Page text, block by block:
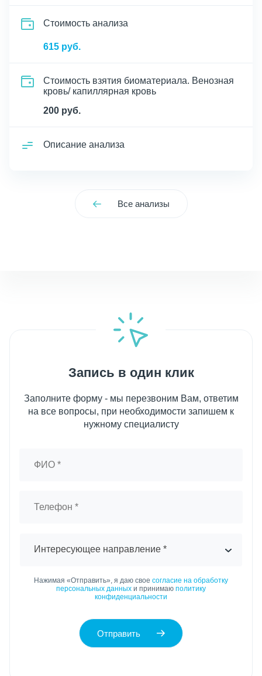
Cтоимость анализа
615 руб.
Стоимость взятия биоматериала. Венозная
кровь/ капиллярная кровь
200 руб.
Описание анализа
Все анализы
Запись в один клик
Заполните форму - мы перезвоним Вам, ответим
на все вопросы, при необходимости запишем к
нужному специалисту
Интересующее направление *
Нажимая «Отправить», я даю свое согласие на обработку
персональных данных и принимаю политику
конфиденциальности
Отправить